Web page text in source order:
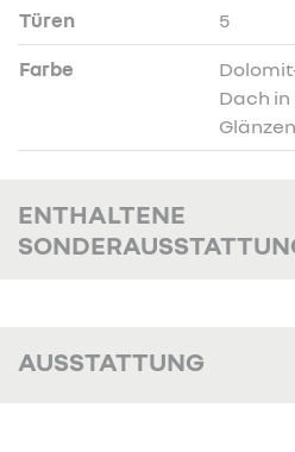
Türen 5
Farbe
Dach
ENTHALTENE
AUSSTATTUNG